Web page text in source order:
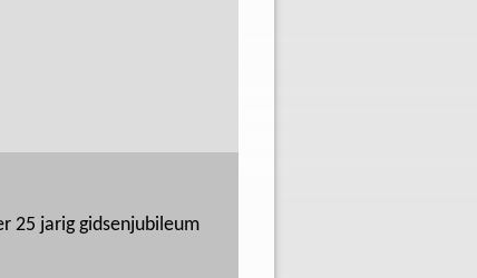
25 jarig gidsenjubileum